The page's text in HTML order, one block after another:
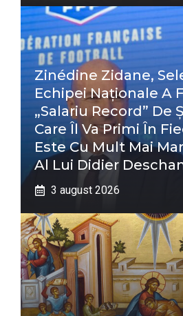
Zinédine Zidane,
Echipei Naționale A
„salariu Record” De
Care Îl Va Primi În
Este Cu Mult Mai
Al Lui Didier
3 august 2026